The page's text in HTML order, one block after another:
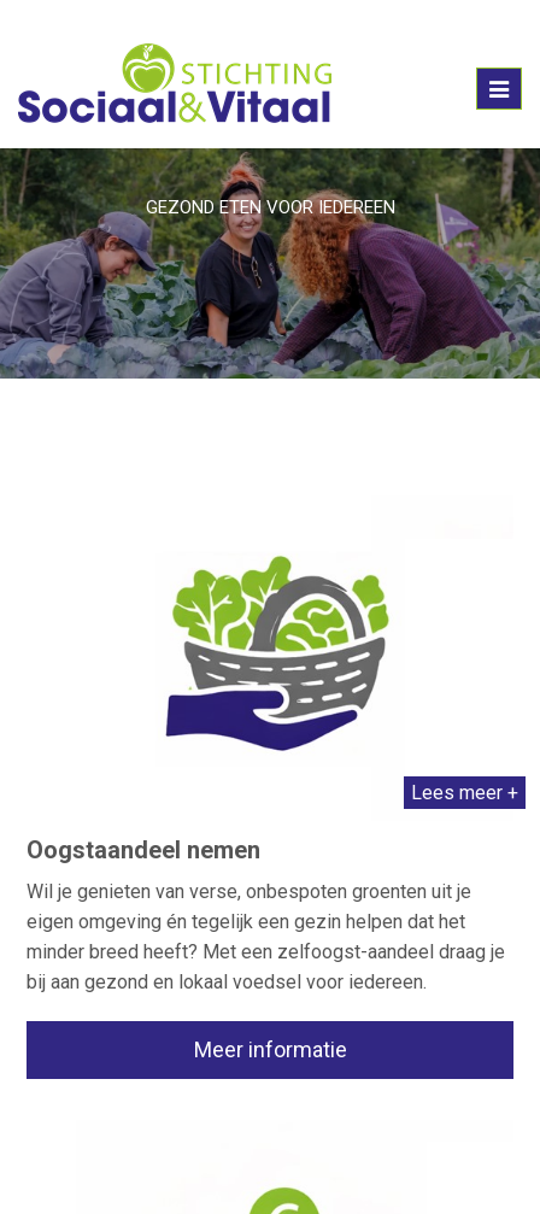
GEZOND ETEN VOOR IEDEREEN
Lees meer +
Oogstaandeel nemen
Wil je genieten van verse, onbespoten groenten uit je
eigen omgeving én tegelijk een gezin helpen dat het
minder breed heeft? Met een zelfoogst-aandeel draag je
bij aan gezond en lokaal voedsel voor iedereen.
Meer informatie